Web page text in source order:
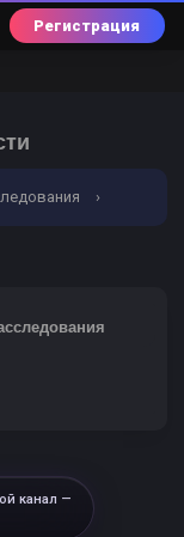
Регистрация
›
канал —